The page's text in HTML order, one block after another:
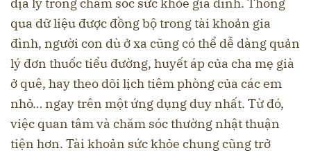
địa lý trong chăm sóc sức khỏe gia đình. Thông
qua dữ liệu được đồng bộ trong tài khoản gia
đình, người con dù ở xa cũng có thể dễ dàng quản
lý đơn thuốc tiểu đường, huyết áp của cha mẹ già
ở quê, hay theo dõi lịch tiêm phòng của các em
nhỏ… ngay trên một ứng dụng duy nhất. Từ đó,
việc quan tâm và chăm sóc thường nhật thuận
tiện hơn. Tài khoản sức khỏe chung cũng trở